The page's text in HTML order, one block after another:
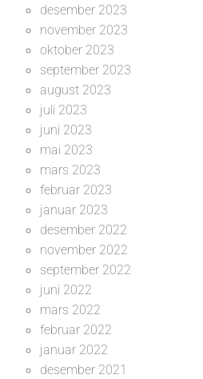
desember 2023
november 2023
oktober 2023
september 2023
august 2023
juli 2023
juni 2023
mai 2023
mars 2023
februar 2023
januar 2023
desember 2022
november 2022
september 2022
juni 2022
mars 2022
februar 2022
januar 2022
desember 2021